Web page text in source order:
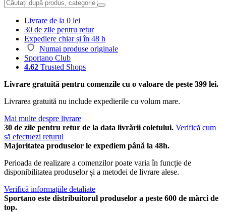
Livrare de la 0 lei
30 de zile pentru retur
Expediere chiar și în 48 h
Numai produse originale
Sportano Club
4.62 Trusted Shops
Livrare gratuită pentru comenzile cu o valoare de peste 399 lei.
Livrarea gratuită nu include expedierile cu volum mare.
Mai multe despre livrare
30 de zile pentru retur de la data livrării coletului. Verifică cum
să efectuezi returul
Majoritatea produselor le expediem până la 48h.
Perioada de realizare a comenzilor poate varia în funcție de
disponibilitatea produselor și a metodei de livrare alese.
Verifică informațiile detaliate
Sportano este distribuitorul produselor a peste 600 de mărci de
top.